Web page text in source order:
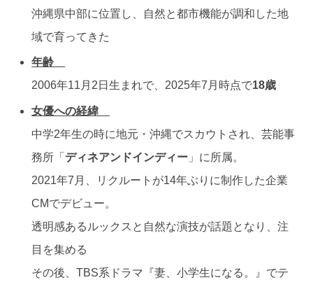
沖縄県中部に位置し、自然と都市機能が調和した地
域で育ってきた
年齢
2006年11月2日生まれで、2025年7月時点で18歳
女優への経緯
中学2年生の時に地元・沖縄でスカウトされ、芸能事
務所「 ディネアンドインディー 」に所属。
2021年7月、リクルートが14年ぶりに制作した企業
CMでデビュー。
透明感あるルックスと自然な演技が話題となり、注
目を集める
その後、TBS系ドラマ『妻、小学生になる。』でテ